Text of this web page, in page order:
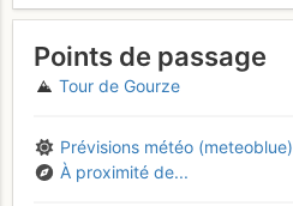
Points de passage
Tour de Gourze
Prévisions météo (meteoblue)
À proximité de...